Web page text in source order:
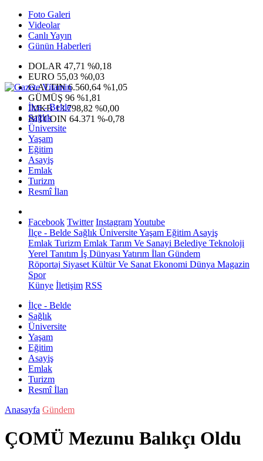
Foto Galeri
Videolar
Canlı Yayın
Günün Haberleri
DOLAR 47,71 %0,18
EURO 55,03 %0,03
G.ALTIN6.560,64 %1,05
GÜMÜŞ 96 %1,81
IMKB13.798,82 %0,00
BITCOIN 64.371 %-0,78
İlçe - Belde
Sağlık
Üniversite
Yaşam
Eğitim
Asayiş
Emlak
Turizm
Resmî İlan
Facebook Twitter InstagramYoutube
İlçe - Belde Sağlık ÜniversiteYaşam Eğitim Asayiş
Emlak Turizm Emlak Tarım Ve Sanayi Belediye Teknoloji
Yerel Tanıtım İş Dünyası Yatırım İlan Gündem
Röportaj Siyaset Kültür Ve Sanat Ekonomi Dünya Magazin
Spor
Künye İletişim RSS
İlçe - Belde
Sağlık
Üniversite
Yaşam
Eğitim
Asayiş
Emlak
Turizm
Resmî İlan
Anasayfa Gündem
ÇOMÜ Mezunu Balıkçı Oldu